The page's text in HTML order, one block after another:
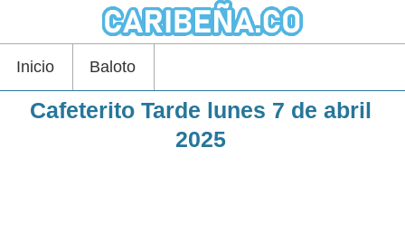
Inicio Baloto
Cafeterito Tarde lunes 7 de abril
2025